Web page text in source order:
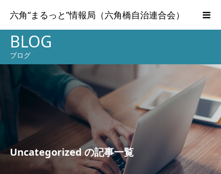
六角“まるっと”情報局（六角橋自治連合会）
BLOG
ブログ
Uncategorized の記事一覧